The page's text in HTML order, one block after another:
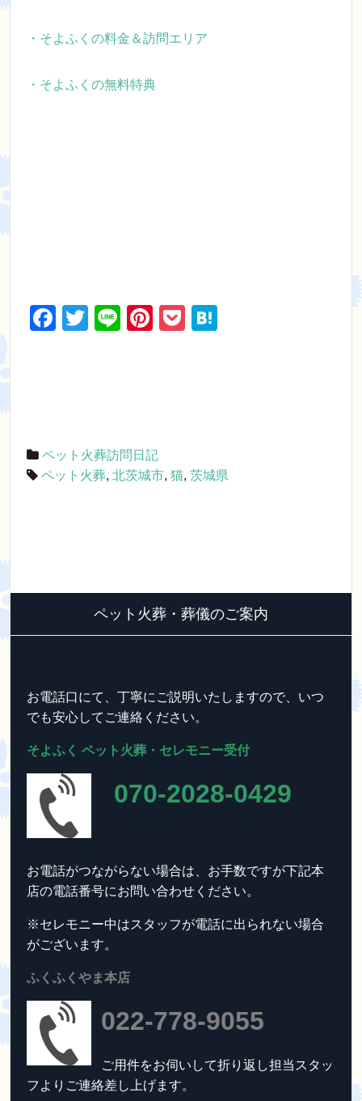
・そよふくの料金＆訪問エリア
・そよふくの無料特典
F
o
o
T
Li
Pi
P
ペット火葬訪問日記
ペット火葬, 北茨城市, 猫, 茨城県
ペット火葬・葬儀のご案内
お電話口にて、丁寧にご説明いたしますので、いつ
でも安心してご連絡ください。
そよふく ペット火葬・セレモニー受付
070-2028-0429
お電話がつながらない場合は、お手数ですが下記本
店の電話番号にお問い合わせください。
※セレモニー中はスタッフが電話に出られない場合
がございます。
ふくふくやま本店
022-778-9055
ご用件をお伺いして折り返し担当スタッ
フよりご連絡差し上げます。